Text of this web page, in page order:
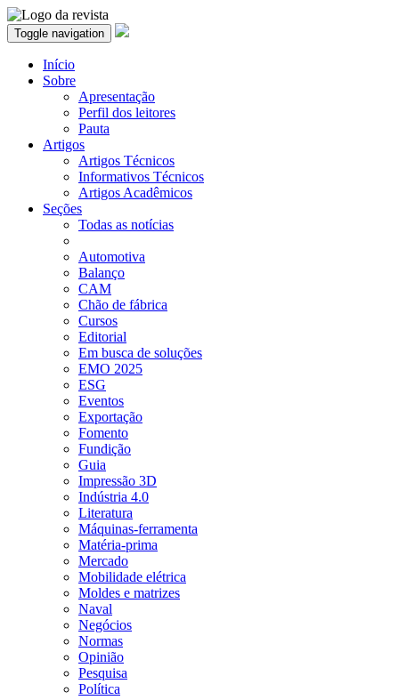
Toggle navigation
Início
Sobre
Apresentação
Perfil dos leitores
Pauta
Artigos
Artigos Técnicos
Informativos Técnicos
Artigos Acadêmicos
Seções
Todas as notícias
Automotiva
Balanço
CAM
Chão de fábrica
Cursos
Editorial
Em busca de soluções
EMO 2025
ESG
Eventos
Exportação
Fomento
Fundição
Guia
Impressão 3D
Indústria 4.0
Literatura
Máquinas-ferramenta
Matéria-prima
Mercado
Mobilidade elétrica
Moldes e matrizes
Naval
Negócios
Normas
Opinião
Pesquisa
Política